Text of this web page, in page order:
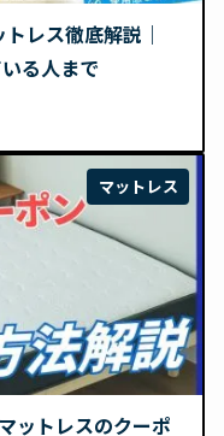
レス徹底解説｜
る人まで
マットレス
ットレスのクーポ